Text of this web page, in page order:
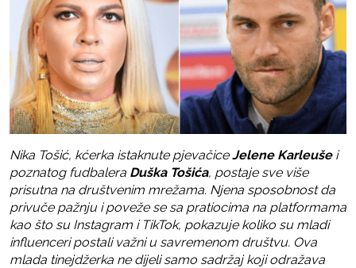
Nika Tošić, kćerka istaknute pjevačiceJelene Karleušei
poznatog fudbalera Duška Tošića, postaje sve više
prisutna na društvenim mrežama. Njena sposobnost da
privuče pažnju i poveže se sa pratiocima na platformama
kao što su Instagram i TikTok, pokazuje koliko su mladi
influenceri postali važni u savremenom društvu. Ova
mlada tinejdžerka ne dijeli samo sadržaj koji odražava